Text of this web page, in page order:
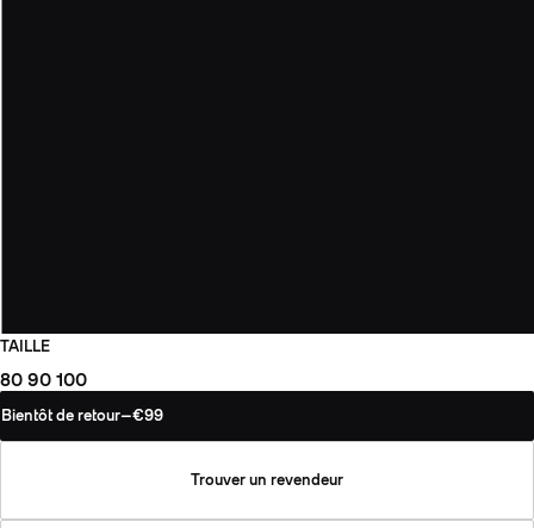
TAILLE
80 90 100
Bientôt de retour—€99
Trouver un revendeur